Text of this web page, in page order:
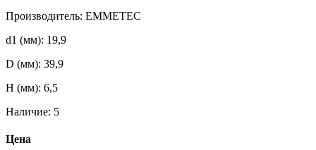
Производитель: EMMETEC
d1 (мм): 19,9
D (мм): 39,9
H (мм): 6,5
Наличие: 5
Цена